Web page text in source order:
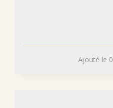
Ajouté le